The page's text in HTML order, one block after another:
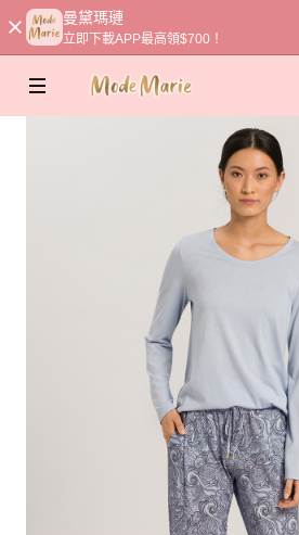
曼黛瑪璉
立即下載APP最高領$700！